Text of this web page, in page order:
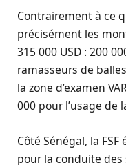
Contrairement à ce
précisément les
315 000 USD : 200
ramasseurs de
la zone d’examen
000 pour l’usage de
Côté Sénégal, la FSF
pour la conduite